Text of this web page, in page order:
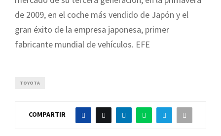
de 2009, en el coche más vendido de Japón y el
gran éxito de la empresa japonesa, primer
fabricante mundial de vehículos. EFE
TOYOTA
COMPARTIR